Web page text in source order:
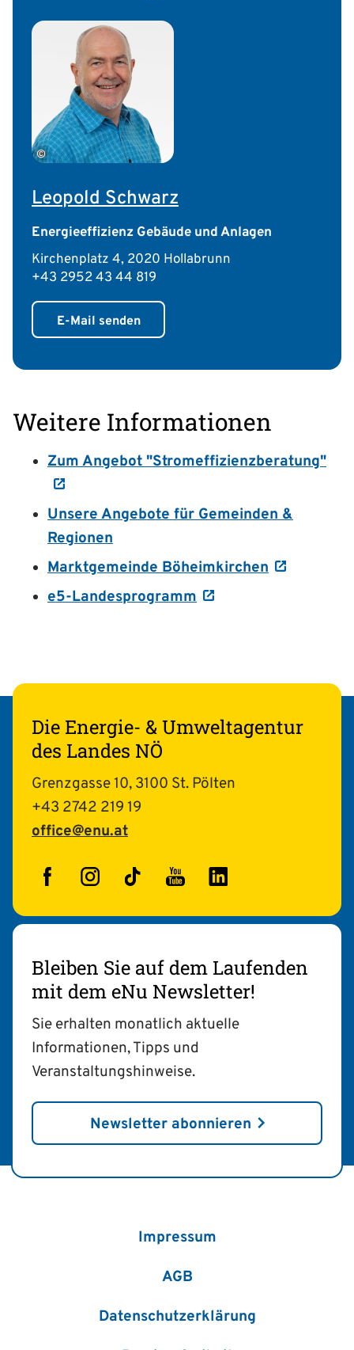
©
Leopold Schwarz
Energieeffizienz Gebäude und Anlagen
Kirchenplatz 4, 2020 Hollabrunn
+43 2952 43 44 819
E-Mail senden
Weitere Informationen
Zum Angebot "Stromeffizienzberatung"
Unsere Angebote für Gemeinden &
Regionen
Marktgemeinde Böheimkirchen
e5-Landesprogramm
Die Energie- & Umweltagentur
des Landes NÖ
Grenzgasse 10, 3100 St. Pölten
+43 2742 219 19
office@enu.at
FacebookInstagram
TikTokYouTubeLinkedIn
Bleiben Sie auf dem Laufenden
mit dem eNu Newsletter!
Sie erhalten monatlich aktuelle
Informationen, Tipps und
Veranstaltungshinweise.
Newsletter abonnieren
Impressum
AGB
Datenschutzerklärung